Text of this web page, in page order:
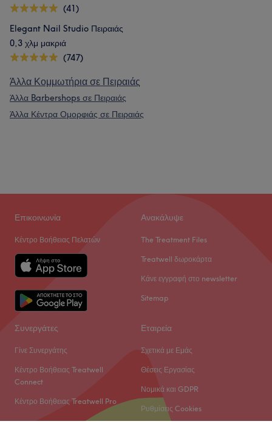
(41)
Elegant Nail Studio Πειραιάς
0,3 χλμ μακριά
(747)
Άλλα Κομμωτήρια σε Πειραιάς
Άλλα Barbershops σε Πειραιάς
Άλλα Κέντρα Ομορφιάς σε Πειραιάς
Επικοινωνία
Κέντρο Βοήθειας Πελατών
Ανακάλυψε
The Treatment Files
Treatwell δωροκάρτα
Κάνε εγγραφή στο newsletter
Sitemap
Συνεργάτες
Γίνε Συνεργάτης
Κέντρο Βοήθειας Treatwell
Connect
Κέντρο Βοήθειας Treatwell Pro
Εταιρεία
Σχετικά με Εμάς
Θέσεις Εργασίας
Νομικά και GDPR
Ρυθμίσεις Cookies